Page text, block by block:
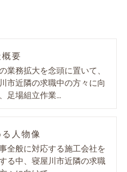
要
業務拡大を念頭に置いて、
市近隣の求職中の方々に向
足場組立作業…
人物像
全般に対応する施工会社を
る中、寝屋川市近隣の求職